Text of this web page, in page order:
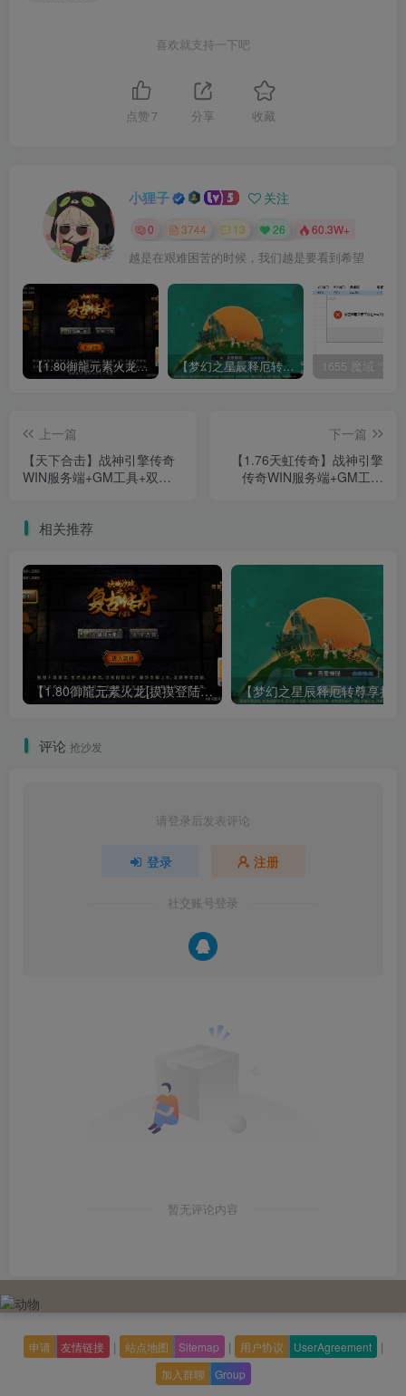
喜欢就支持一下吧
点赞 7 分享 收藏
小狸子 关注
0 3744 13 26 60.3W+
越是在艰难困苦的时候，我们越是要看到希望
【1.80御龍元素火龙[摸摸登陆器]】战神引擎WIN服务端+GM工具+充值后台+双端+架设教程 【梦幻之星辰释厄转尊享挂机版】MT3换皮梦幻西游Linux服务端+GM后台+双端+源码+架设教程
上一篇
【天下合击】战神引擎传奇
WIN服务端+GM工具+双端
下一篇
【1.76天虹传奇】战神引擎
传奇WIN服务端+GM工具
相关推荐
【1.80御龍元素火龙[摸摸登陆器]】战神引擎WIN服务端+GM工具+充值后台+双端+架设教程
评论 抢沙发
请登录后发表评论
登录 注册
社交账号登录
暂无评论内容
申请 友情链接 | 站点地图 Sitemap | 用户协议 UserAgreement |
加入群聊 Group